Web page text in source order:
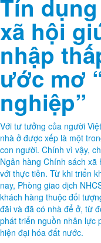
Tín
xã hội
nhập
ước mơ
nghiệp”
Với tư tưởng của người
nhà ở được xếp là một
con người. Chính vì vậy,
Ngân hàng Chính sách
với thực tiễn. Từ khi triển
nay, Phòng giao dịch
khách hàng thuộc đối
đãi và đã có nhà để ở, từ
phát triển nguồn nhân lực
hiện đại hóa đất nước.